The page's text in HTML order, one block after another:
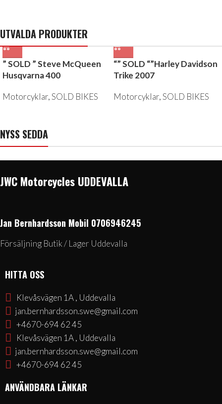
UTVALDA PRODUKTER
” SOLD ” Steve McQueen
Husqvarna 400
Motorcyklar,SOLD BIKES
“” SOLD “”Harley Davidson
Trike 2007
Motorcyklar,SOLD BIKES
NYSS SEDDA
JWC Motorcycles UDDEVALLA
Jan Bernhardsson Mobil 0706946245
Försäljning Butik / Lager Uddevalla
HITTA OSS
Klevåsvägen 1A , Uddevalla
jan.bernhardsson.swe@gmail.com
+4670-694 62 45
Klevåsvägen 1A , Uddevalla
jan.bernhardsson.swe@gmail.com
+4670-694 62 45
ANVÄNDBARA LÄNKAR